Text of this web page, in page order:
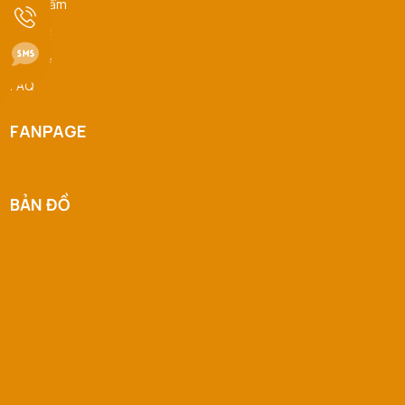
Phan Thị Hồng Thảo đã mua sản phẩm Nước Hoa
Hồng Skin1004
Sản Phẩm
Tin tức
Liên hệ
FAQ
FANPAGE
BẢN ĐỒ